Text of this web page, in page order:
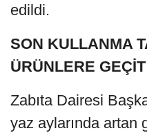
edildi.
SON KULLANMA
ÜRÜNLERE
Zabıta Dairesi
yaz aylarında artan